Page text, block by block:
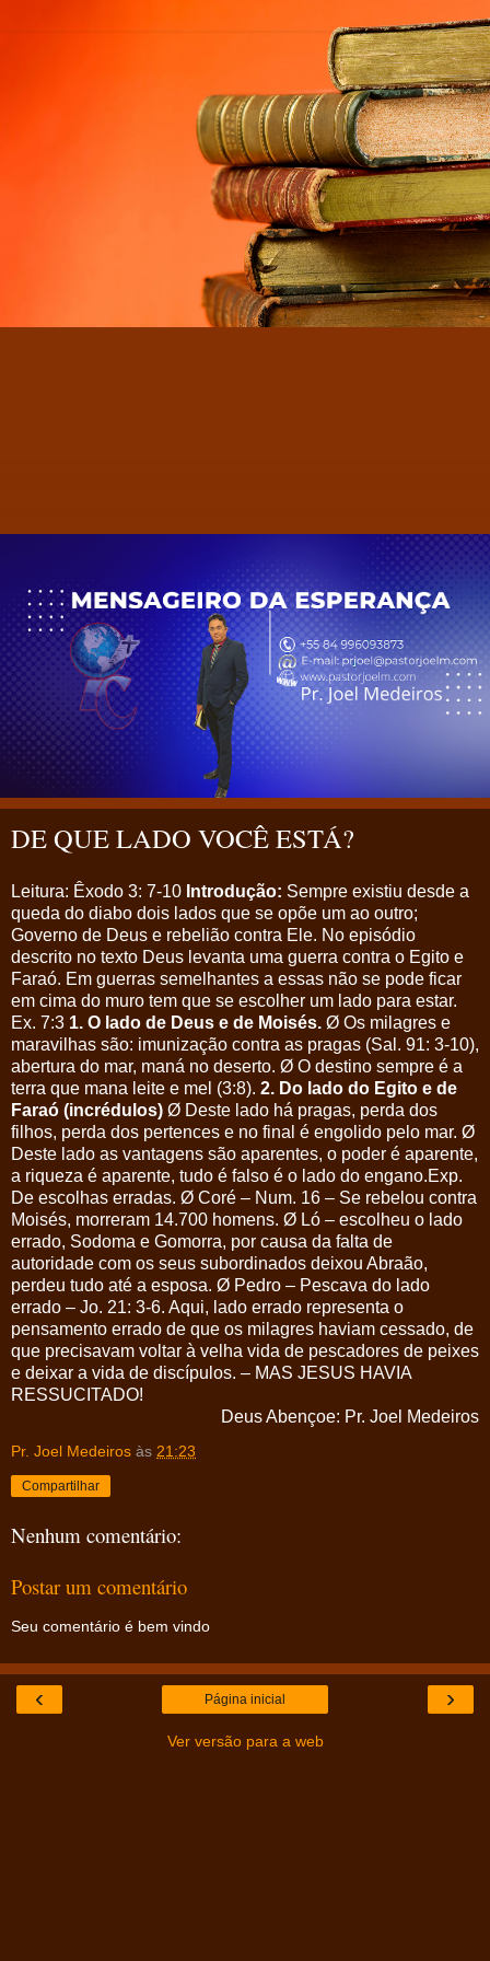
DE QUE LADO VOCÊ ESTÁ?
Leitura: Êxodo 3: 7-10 Introdução: Sempre existiu desde a
queda do diabo dois lados que se opõe um ao outro;
Governo de Deus e rebelião contra Ele. No episódio
descrito no texto Deus levanta uma guerra contra o Egito e
Faraó. Em guerras semelhantes a essas não se pode ficar
em cima do muro tem que se escolher um lado para estar.
Ex. 7:3 1. O lado de Deus e de Moisés. Ø Os milagres e
maravilhas são: imunização contra as pragas (Sal. 91: 3-10),
abertura do mar, maná no deserto. Ø O destino sempre é a
terra que mana leite e mel (3:8). 2. Do lado do Egito e de
Faraó (incrédulos) Ø Deste lado há pragas, perda dos
filhos, perda dos pertences e no final é engolido pelo mar. Ø
Deste lado as vantagens são aparentes, o poder é aparente,
a riqueza é aparente, tudo é falso é o lado do engano.Exp.
De escolhas erradas. Ø Coré – Num. 16 – Se rebelou contra
Moisés, morreram 14.700 homens. Ø Ló – escolheu o lado
errado, Sodoma e Gomorra, por causa da falta de
autoridade com os seus subordinados deixou Abraão,
perdeu tudo até a esposa. Ø Pedro – Pescava do lado
errado – Jo. 21: 3-6. Aqui, lado errado representa o
pensamento errado de que os milagres haviam cessado, de
que precisavam voltar à velha vida de pescadores de peixes
e deixar a vida de discípulos. – MAS JESUS HAVIA
RESSUCITADO!
Deus Abençoe: Pr. Joel Medeiros
Pr. Joel Medeiros às 21:23
Compartilhar
Nenhum comentário:
Postar um comentário
Seu comentário é bem vindo
‹ ›
Página inicial
Ver versão para a web